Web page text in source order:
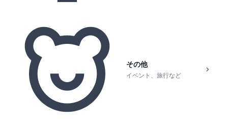
その他
イベント、旅行など